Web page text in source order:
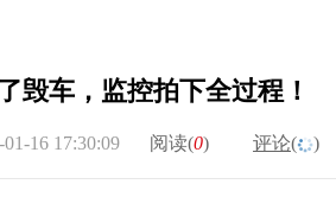
毁车，监控拍下全过程！
01-16 17:30:09 阅读(0) 评论( )